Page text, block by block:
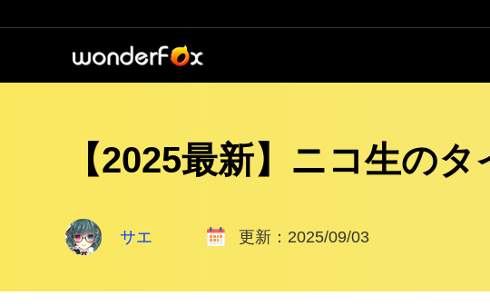
【2025最新】ニコ生の
サエ 更新：2025/09/03